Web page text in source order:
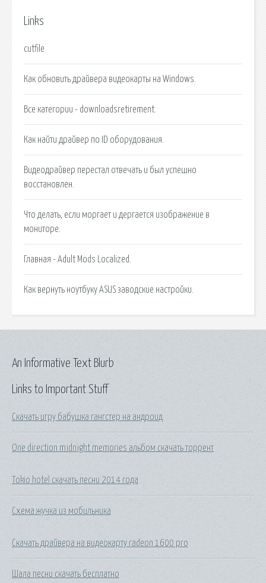
Links
cutfile
Как обновить драйвера видеокарты на Windows.
Все категории - downloadsretirement.
Как найти драйвер по ID оборудования.
Видеодрайвер перестал отвечать и был успешно
восстановлен.
Что делать, если моргает и дергается изображение в
мониторе.
Главная - Adult Mods Localized.
Как вернуть ноутбуку ASUS заводские настройки.
Links to Important Stuff
Скачать игру бабушка гангстер на андроид
One direction midnight memories альбом скачать торрент
Tokio hotel скачать песни 2014 года
Схема жучка из мобильника
Скачать драйвера на видеокарту radeon 1600 pro
Шала песни скачать бесплатно
An Informative Text Blurb